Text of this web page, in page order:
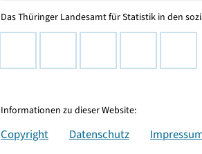
Das Thüringer Landesamt für Statistik in den
Informationen zu dieser Website:
Copyright Datenschutz